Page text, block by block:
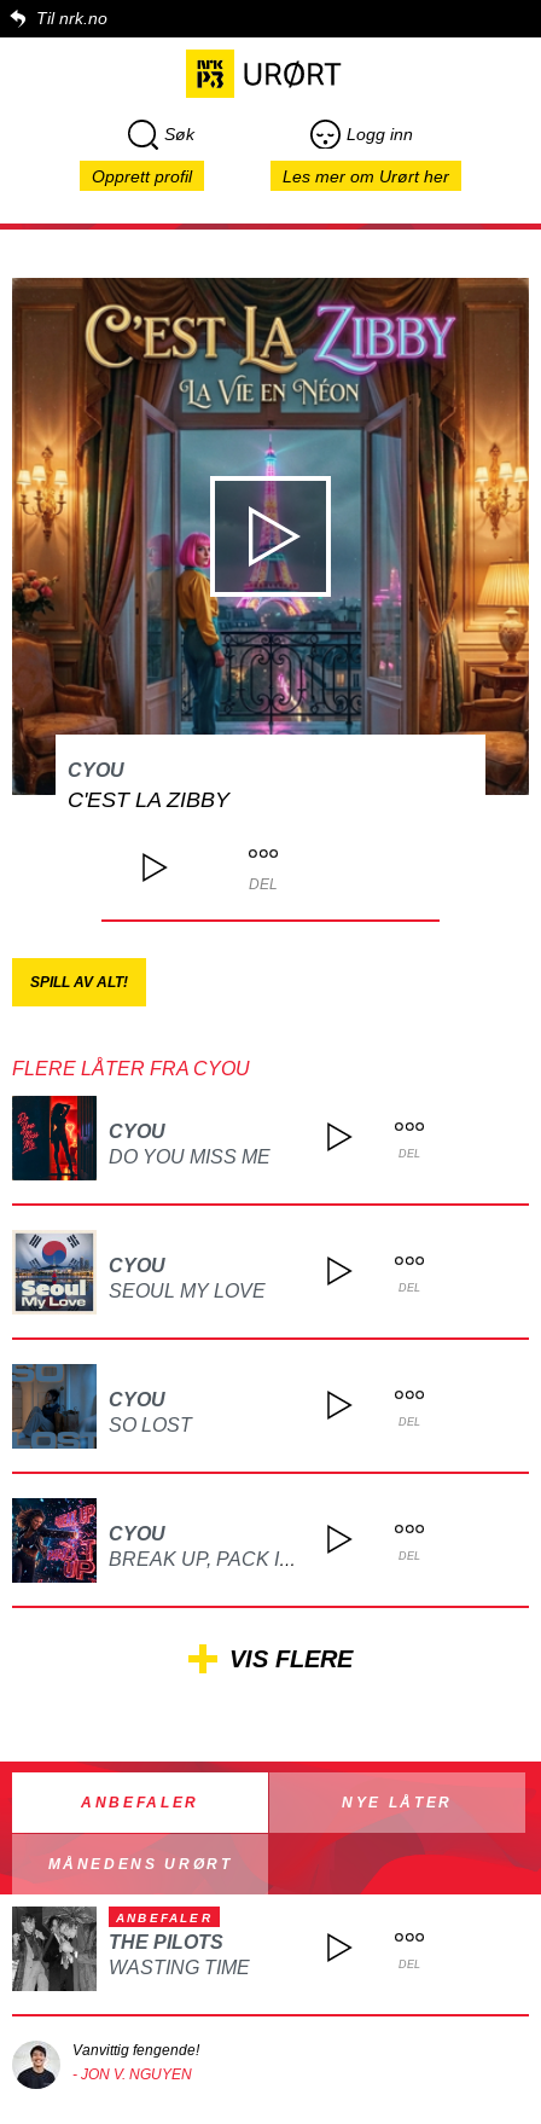
Til nrk.no
Søk Logg inn
Opprett profil Les mer om Urørt her
CYOU
C'EST LA ZIBBY
DEL
SPILL AV ALT!
FLERE LÅTER FRA CYOU
CYOU
DO YOU MISS ME
DEL
CYOU
SEOUL MY LOVE
DEL
CYOU
SO LOST
DEL
CYOU
BREAK UP, PACK IT UP DEL
VIS FLERE
ANBEFALER NYE LÅTER
MÅNEDENS URØRT
ANBEFALER
THE PILOTS
WASTING TIME
DEL
Vanvittig fengende!
- JON V. NGUYEN